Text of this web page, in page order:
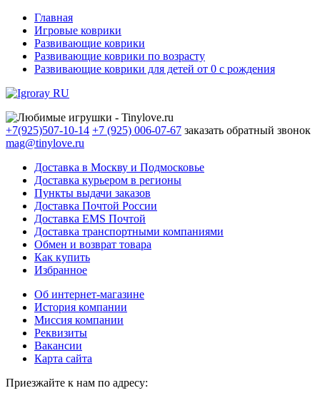
Главная
Игровые коврики
Развивающие коврики
Развивающие коврики по возрасту
Развивающие коврики для детей от 0 с рождения
+7(925)507-10-14 +7 (925) 006-07-67 заказать обратный звонок
mag@tinylove.ru
Доставка в Москву и Подмосковье
Доставка курьером в регионы
Пункты выдачи заказов
Доставка Почтой России
Доставка EMS Почтой
Доставка транспортными компаниями
Обмен и возврат товара
Как купить
Избранное
Об интернет-магазине
История компании
Миссия компании
Реквизиты
Вакансии
Карта сайта
Приезжайте к нам по адресу: